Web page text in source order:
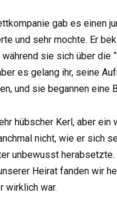
gab es einen
und sehr mochte. Er
während sie sich über die
es gelang ihr, seine
und sie begannen eine
hübscher Kerl, aber ein
nicht, wie er sich
unbewusst
Heirat fanden wir
wirklich war.